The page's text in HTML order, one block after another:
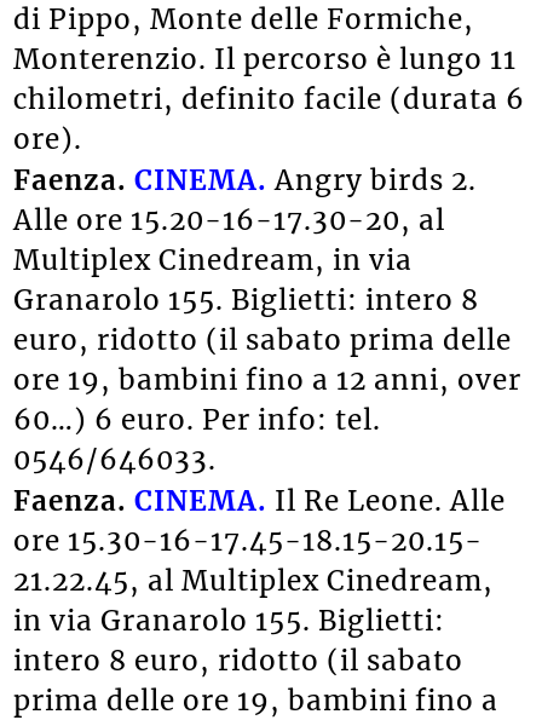
di Pippo, Monte delle Formiche,
Monterenzio. Il percorso è lungo 11
chilometri, definito facile (durata 6
ore).
Faenza.CINEMA. Angry birds 2.
Alle ore 15.20-16-17.30-20, al
Multiplex Cinedream, in via
Granarolo 155. Biglietti: intero 8
euro, ridotto (il sabato prima delle
ore 19, bambini fino a 12 anni, over
60…) 6 euro. Per info: tel.
0546/646033.
Faenza.CINEMA. Il Re Leone. Alle
ore 15.30-16-17.45-18.15-20.15-
21.22.45, al Multiplex Cinedream,
in via Granarolo 155. Biglietti:
intero 8 euro, ridotto (il sabato
prima delle ore 19, bambini fino a